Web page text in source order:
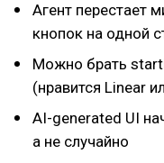
Агент перестает
кнопок на одной
Можно брать
(нравится Linear
AI-generated UI
а не случайно